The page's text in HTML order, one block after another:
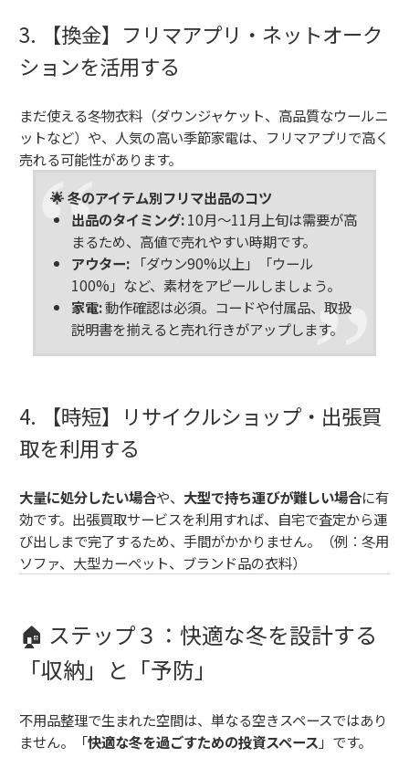
3. 【換金】フリマアプリ・ネットオーク
ションを活用する
まだ使える冬物衣料（ダウンジャケット、高品質なウールニ
ットなど）や、人気の高い季節家電は、フリマアプリで高く
売れる可能性があります。
🌟 冬のアイテム別フリマ出品のコツ
出品のタイミング:10月〜11月上旬は需要が高
まるため、高値で売れやすい時期です。
アウター:「ダウン90%以上」「ウール
100%」など、素材をアピールしましょう。
家電:動作確認は必須。コードや付属品、取扱
説明書を揃えると売れ行きがアップします。
4. 【時短】リサイクルショップ・出張買
取を利用する
大量に処分したい場合や、 大型で持ち運びが難しい場合に有
効です。出張買取サービスを利用すれば、自宅で査定から運
び出しまで完了するため、手間がかかりません。（例：冬用
ソファ、大型カーペット、ブランド品の衣料）
🏠 ステップ３：快適な冬を設計する
「収納」と「予防」
不用品整理で生まれた空間は、単なる空きスペースではあり
ません。「快適な冬を過ごすための投資スペース 」です。